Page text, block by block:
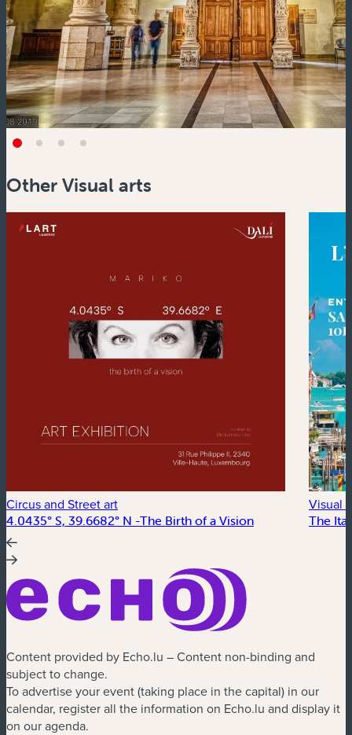
Other Visual arts
Circus and Street art
4.0435° S, 39.6682° N -The Birth of a Vision
Visual
The
Content provided by Echo.lu – Content non-binding and
subject to change.
To advertise your event (taking place in the capital) in our
calendar, register all the information on Echo.lu and display it
on our agenda.